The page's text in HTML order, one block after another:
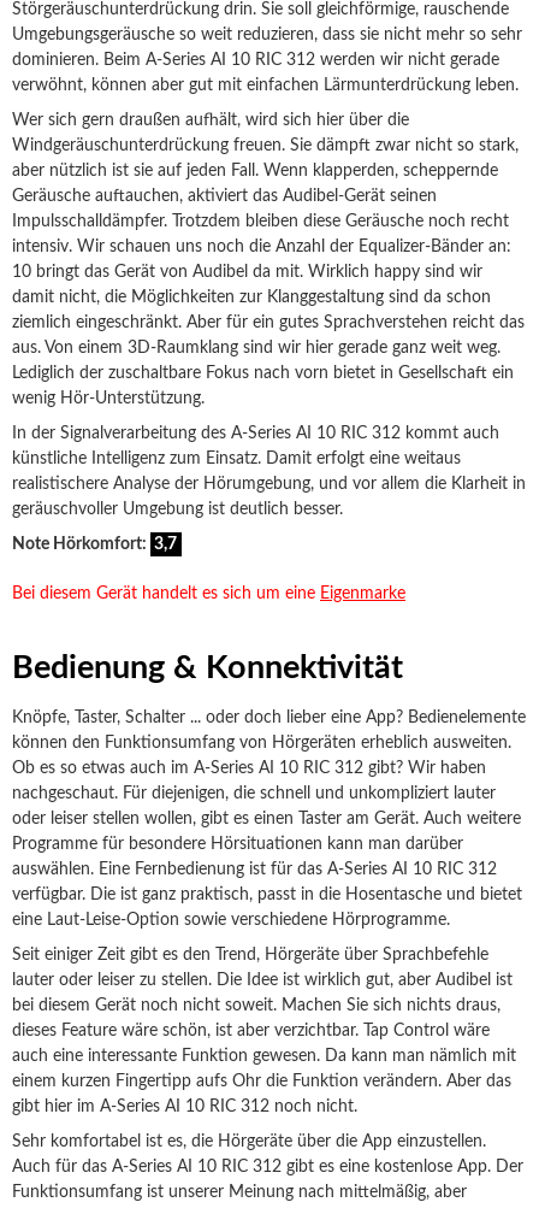
Störgeräuschunterdrückung drin. Sie soll gleichförmige, rauschende
Umgebungsgeräusche so weit reduzieren, dass sie nicht mehr so sehr
dominieren. Beim A-Series AI 10 RIC 312 werden wir nicht gerade
verwöhnt, können aber gut mit einfachen Lärmunterdrückung leben.
Wer sich gern draußen aufhält, wird sich hier über die
Windgeräuschunterdrückung freuen. Sie dämpft zwar nicht so stark,
aber nützlich ist sie auf jeden Fall. Wenn klapperden, scheppernde
Geräusche auftauchen, aktiviert das Audibel-Gerät seinen
Impulsschalldämpfer. Trotzdem bleiben diese Geräusche noch recht
intensiv. Wir schauen uns noch die Anzahl der Equalizer-Bänder an:
10 bringt das Gerät von Audibel da mit. Wirklich happy sind wir
damit nicht, die Möglichkeiten zur Klanggestaltung sind da schon
ziemlich eingeschränkt. Aber für ein gutes Sprachverstehen reicht das
aus. Von einem 3D-Raumklang sind wir hier gerade ganz weit weg.
Lediglich der zuschaltbare Fokus nach vorn bietet in Gesellschaft ein
wenig Hör-Unterstützung.
In der Signalverarbeitung des A-Series AI 10 RIC 312 kommt auch
künstliche Intelligenz zum Einsatz. Damit erfolgt eine weitaus
realistischere Analyse der Hörumgebung, und vor allem die Klarheit in
geräuschvoller Umgebung ist deutlich besser.
Note Hörkomfort: 3,7
Bei diesem Gerät handelt es sich um eine Eigenmarke
Bedienung & Konnektivität
Knöpfe, Taster, Schalter ... oder doch lieber eine App? Bedienelemente
können den Funktionsumfang von Hörgeräten erheblich ausweiten.
Ob es so etwas auch im A-Series AI 10 RIC 312 gibt? Wir haben
nachgeschaut. Für diejenigen, die schnell und unkompliziert lauter
oder leiser stellen wollen, gibt es einen Taster am Gerät. Auch weitere
Programme für besondere Hörsituationen kann man darüber
auswählen. Eine Fernbedienung ist für das A-Series AI 10 RIC 312
verfügbar. Die ist ganz praktisch, passt in die Hosentasche und bietet
eine Laut-Leise-Option sowie verschiedene Hörprogramme.
Seit einiger Zeit gibt es den Trend, Hörgeräte über Sprachbefehle
lauter oder leiser zu stellen. Die Idee ist wirklich gut, aber Audibel ist
bei diesem Gerät noch nicht soweit. Machen Sie sich nichts draus,
dieses Feature wäre schön, ist aber verzichtbar. Tap Control wäre
auch eine interessante Funktion gewesen. Da kann man nämlich mit
einem kurzen Fingertipp aufs Ohr die Funktion verändern. Aber das
gibt hier im A-Series AI 10 RIC 312 noch nicht.
Sehr komfortabel ist es, die Hörgeräte über die App einzustellen.
Auch für das A-Series AI 10 RIC 312 gibt es eine kostenlose App. Der
Funktionsumfang ist unserer Meinung nach mittelmäßig, aber